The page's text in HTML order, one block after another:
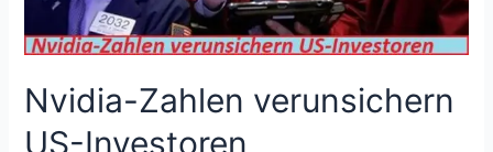
Nvidia-Zahlen verunsichern
US-Investoren